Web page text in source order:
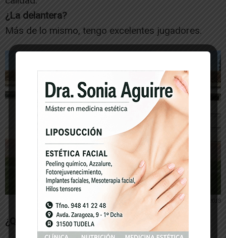
¿La delantera?
Más de lo mismo, tengo excelentes jugadores.
Plantilla del C.D. Buñuel 2017-2018
¿Qué opina de…